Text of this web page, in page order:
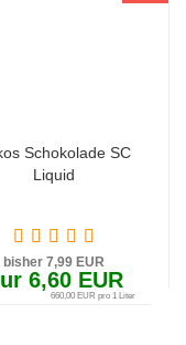
Schokolade SC
Liquid
bisher 7,99 EUR
6,60 EUR
660,00 EUR pro 1 Liter